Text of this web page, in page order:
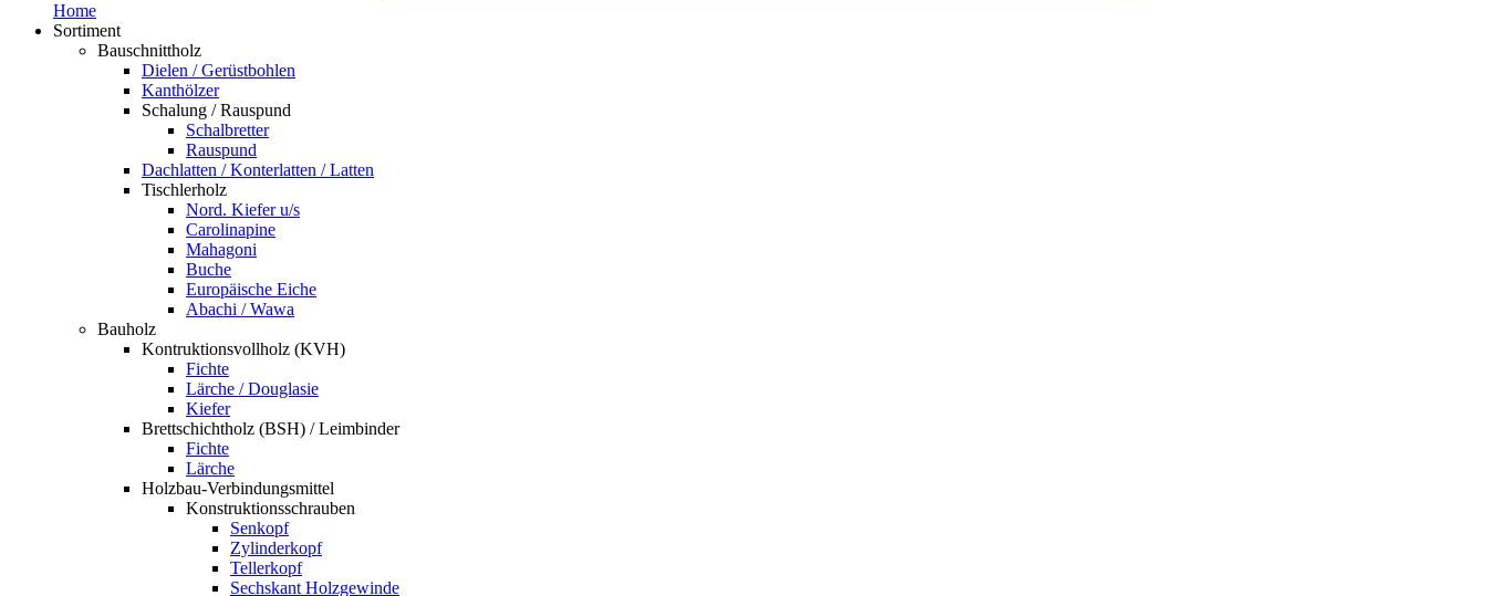
Home
Sortiment
Bauschnittholz
Dielen / Gerüstbohlen
Kanthölzer
Schalung / Rauspund
Schalbretter
Rauspund
Dachlatten / Konterlatten / Latten
Tischlerholz
Nord. Kiefer u/s
Carolinapine
Mahagoni
Buche
Europäische Eiche
Abachi / Wawa
Bauholz
Kontruktionsvollholz (KVH)
Fichte
Lärche / Douglasie
Kiefer
Brettschichtholz (BSH) / Leimbinder
Fichte
Lärche
Holzbau-Verbindungsmittel
Konstruktionsschrauben
Senkopf
Zylinderkopf
Tellerkopf
Sechskant Holzgewinde